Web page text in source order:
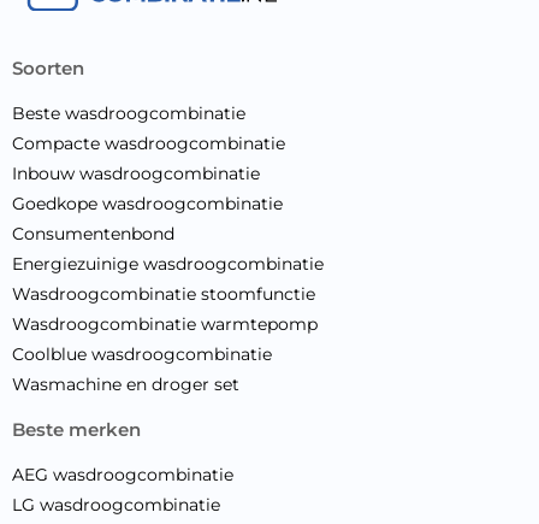
soorten
Beste wasdroogcombinatie
Compacte wasdroogcombinatie
Inbouw wasdroogcombinatie
Goedkope wasdroogcombinatie
Consumentenbond
Energiezuinige wasdroogcombinatie
Wasdroogcombinatie stoomfunctie
Wasdroogcombinatie warmtepomp
Coolblue wasdroogcombinatie
Wasmachine en droger set
beste merken
AEG wasdroogcombinatie
LG wasdroogcombinatie